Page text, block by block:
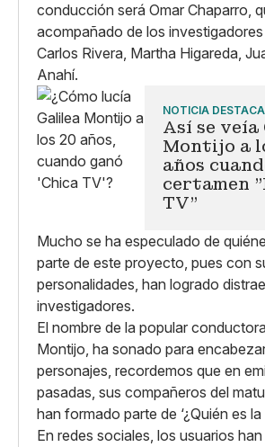
conducción será Omar Chaparro,
acompañado de los
Carlos Rivera, Martha Higareda,
Anahí.
NOTICIA
Así se
Montijo a
años
certamen
TV"
Mucho se ha especulado de
parte de este proyecto, pues con
personalidades, han logrado
investigadores.
El nombre de la popular
Montijo, ha sonado para
personajes, recordemos que en
pasadas, sus compañeros del
han formado parte de ‘¿Quién es la
En redes sociales, los usuarios